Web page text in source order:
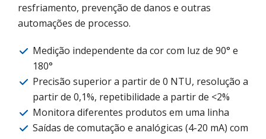
resfriamento, prevenção de danos e outras
automações de processo.
Medição independente da cor com luz de 90° e
180°
Precisão superior a partir de 0 NTU, resolução a
partir de 0,1%, repetibilidade a partir de <2%
Monitora diferentes produtos em uma linha
Saídas de comutação e analógicas (4-20 mA) com